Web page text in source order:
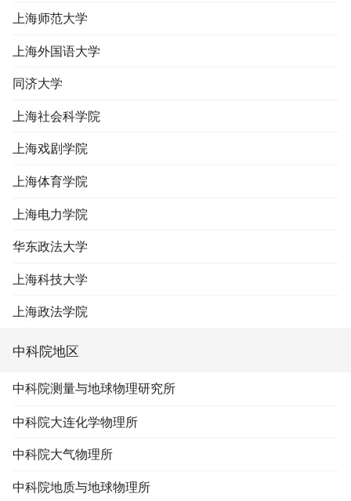
上海师范大学
上海外国语大学
同济大学
上海社会科学院
上海戏剧学院
上海体育学院
上海电力学院
华东政法大学
上海科技大学
上海政法学院
中科院地区
中科院测量与地球物理研究所
中科院大连化学物理所
中科院大气物理所
中科院地质与地球物理所